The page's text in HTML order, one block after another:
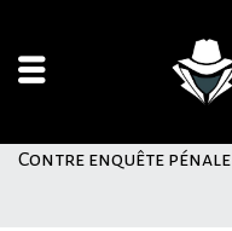
Contre enquête pénale